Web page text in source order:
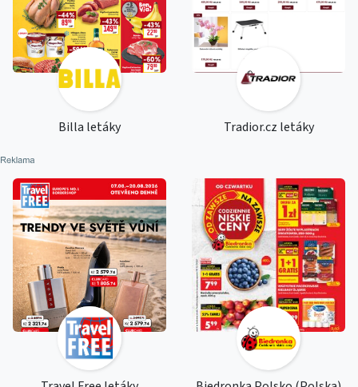
Billa letáky Tradior.cz letáky